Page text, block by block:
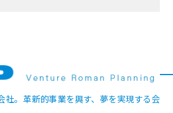
社。革新的事業を興す、夢を実現する会